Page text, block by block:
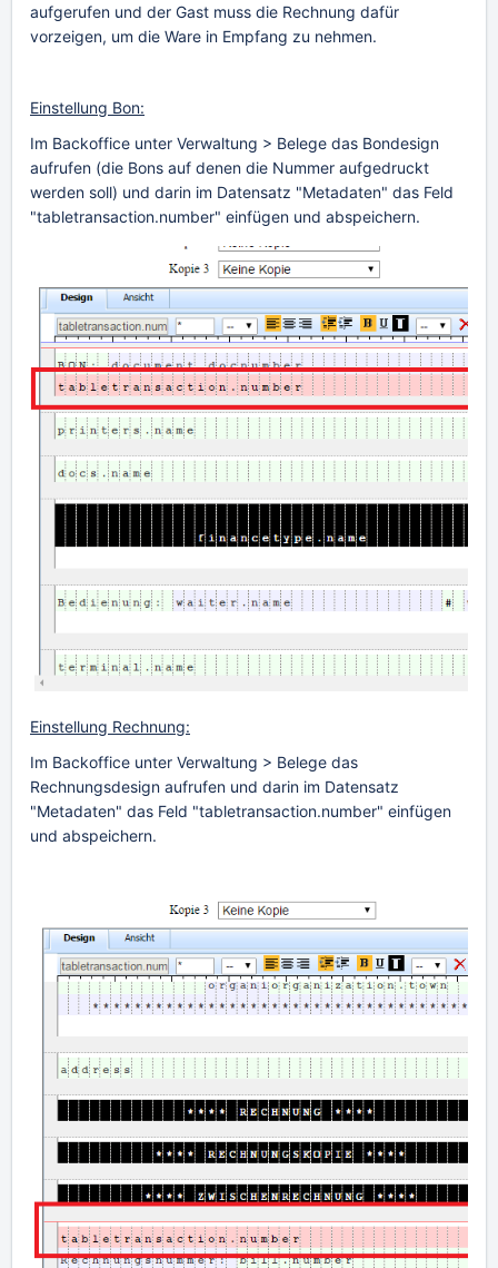
aufgerufen und der Gast muss die Rechnung dafür
vorzeigen, um die Ware in Empfang zu nehmen.
Einstellung Bon:
Im Backoffice unter Verwaltung > Belege das Bondesign
aufrufen (die Bons auf denen die Nummer aufgedruckt
werden soll) und darin im Datensatz "Metadaten" das Feld
"tabletransaction.number" einfügen und abspeichern.
Einstellung Rechnung:
Im Backoffice unter Verwaltung > Belege das
Rechnungsdesign aufrufen und darin im Datensatz
"Metadaten" das Feld "tabletransaction.number" einfügen
und abspeichern.